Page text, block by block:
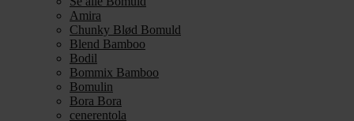
Amira
Chunky Blød Bomuld
Blend Bamboo
Bodil
Bommix Bamboo
Bomulin
Bora Bora
cenerentola